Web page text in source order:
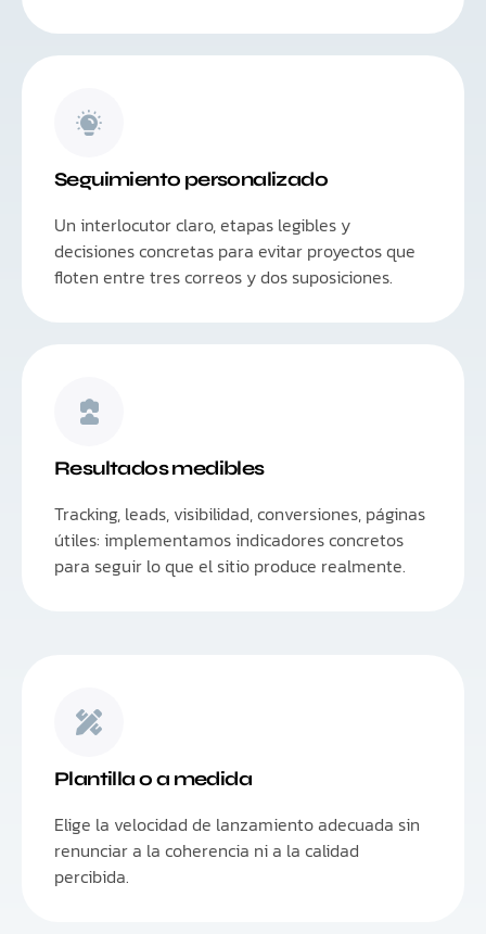
Seguimiento personalizado
Un interlocutor claro, etapas legibles y
decisiones concretas para evitar proyectos que
floten entre tres correos y dos suposiciones.
Resultados medibles
Tracking, leads, visibilidad, conversiones, páginas
útiles: implementamos indicadores concretos
para seguir lo que el sitio produce realmente.
Plantilla o a medida
Elige la velocidad de lanzamiento adecuada sin
renunciar a la coherencia ni a la calidad
percibida.